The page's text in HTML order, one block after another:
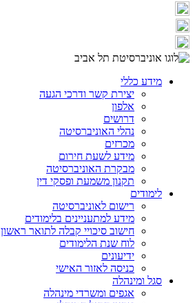
מידע כללי
יצירת קשר ודרכי הגעה
אלפון
דרושים
נהלי האוניברסיטה
מכרזים
מידע לשעת חירום
מבקרת האוניברסיטה
תקנון משמעת ופסקי דין
לימודים
רישום לאוניברסיטה
מידע למתעניינים בלימודים
חישוב סיכויי קבלה לתואר ראשון
לוח שנת הלימודים
ידיעונים
כניסה לאזור האישי
סגל ומינהלה
אגפים ומשרדי מינהלה